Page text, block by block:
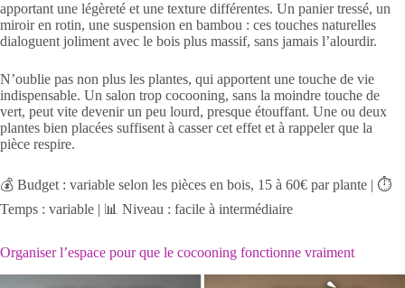
apportant une légèreté et une texture différentes. Un panier tressé, un
miroir en rotin, une suspension en bambou : ces touches naturelles
dialoguent joliment avec le bois plus massif, sans jamais l’alourdir.
N’oublie pas non plus les plantes, qui apportent une touche de vie
indispensable. Un salon trop cocooning, sans la moindre touche de
vert, peut vite devenir un peu lourd, presque étouffant. Une ou deux
plantes bien placées suffisent à casser cet effet et à rappeler que la
pièce respire.
💰 Budget : variable selon les pièces en bois, 15 à 60€ par plante | ⏱️
Temps : variable | 📊 Niveau : facile à intermédiaire
Organiser l’espace pour que le cocooning fonctionne vraiment